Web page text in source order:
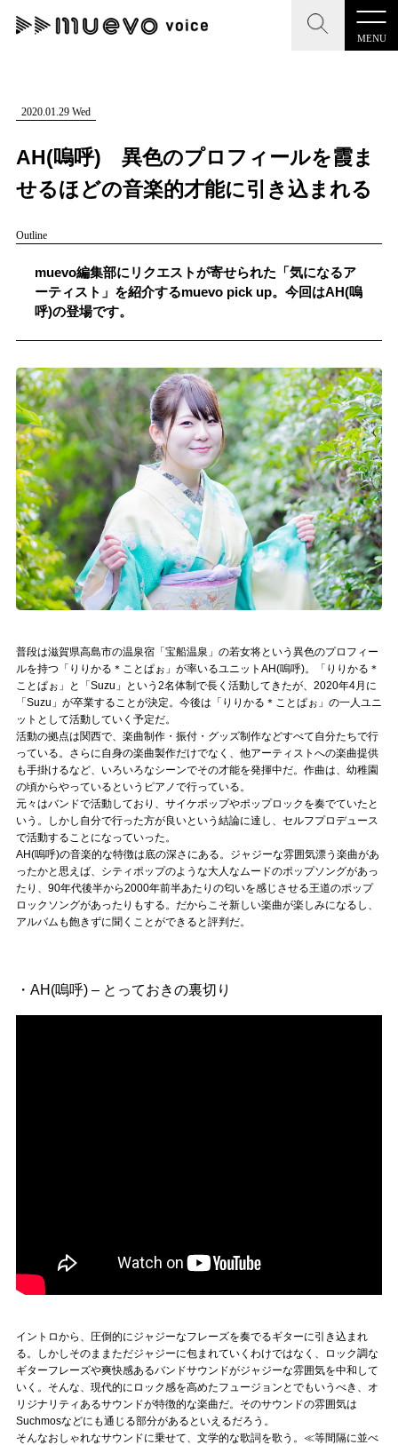
MENU
CLOSE
記事を検索する
人気ワード
#男性SSW #ポップス #女性SSW #ロック
#男性シンガー
CLOSE
"読者の声を形にする”音楽特化メディア
MENU
記事一覧
プレスリリース一覧
会社概要
お問い合わせ
記事リクエスト
ログイン
LINK
muevoクラウドファンディング
muevoコミュニティ
ぶいコミュ！by muevo
ぶいマガ！ by muevo
Follow us
Official SNS
2020.01.29 Wed
AH(嗚呼) 異色のプロフィールを霞ま
せるほどの音楽的才能に引き込まれる
Outline
muevo編集部にリクエストが寄せられた「気になるア
ーティスト」を紹介するmuevo pick up。今回はAH(嗚
呼)の登場です。
普段は滋賀県高島市の温泉宿「宝船温泉」の若女将という異色のプロフィー
ルを持つ「りりかる＊ことぱぉ」が率いるユニットAH(嗚呼)。「りりかる＊
ことぱぉ」と「Suzu」という2名体制で長く活動してきたが、2020年4月に
「Suzu」が卒業することが決定。今後は「りりかる＊ことぱぉ」の一人ユニ
ットとして活動していく予定だ。
活動の拠点は関西で、楽曲制作・振付・グッズ制作などすべて自分たちで行
っている。さらに自身の楽曲製作だけでなく、他アーティストへの楽曲提供
も手掛けるなど、いろいろなシーンでその才能を発揮中だ。作曲は、幼稚園
の頃からやっているというピアノで行っている。
元々はバンドで活動しており、サイケポップやポップロックを奏でていたと
いう。しかし自分で行った方が良いという結論に達し、セルフプロデュース
で活動することになっていった。
AH(嗚呼)の音楽的な特徴は底の深さにある。ジャジーな雰囲気漂う楽曲があ
ったかと思えば、シティポップのような大人なムードのポップソングがあっ
たり、90年代後半から2000年前半あたりの匂いを感じさせる王道のポップ
ロックソングがあったりもする。だからこそ新しい楽曲が楽しみになるし、
アルバムも飽きずに聞くことができると評判だ。
・AH(嗚呼) – とっておきの裏切り
イントロから、圧倒的にジャジーなフレーズを奏でるギターに引き込まれ
る。しかしそのままただジャジーに包まれていくわけではなく、ロック調な
ギターフレーズや爽快感あるバンドサウンドがジャジーな雰囲気を中和して
いく。そんな、現代的にロック感を高めたフュージョンとでもいうべき、オ
リジナリティあるサウンドが特徴的な楽曲だ。そのサウンドの雰囲気は
Suchmosなどにも通じる部分があるといえるだろう。
そんなおしゃれなサウンドに乗せて、文学的な歌詞を歌う。≪等間隔に並べ